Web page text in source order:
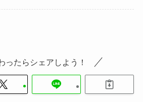
ったらシェアしよう！